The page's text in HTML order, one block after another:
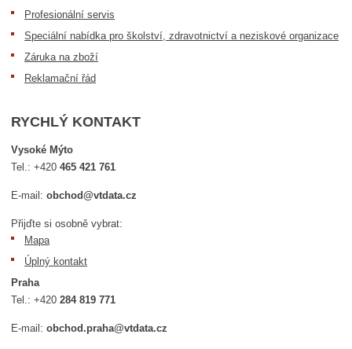
Profesionální servis
Speciální nabídka pro školství, zdravotnictví a neziskové organizace
Záruka na zboží
Reklamační řád
RYCHLÝ KONTAKT
Vysoké Mýto
Tel.:+420465 421 761
E-mail:obchod@vtdata.cz
Přijďte si osobně vybrat:
Mapa
Úplný kontakt
Praha
Tel.:+420284 819 771
E-mail:obchod.praha@vtdata.cz